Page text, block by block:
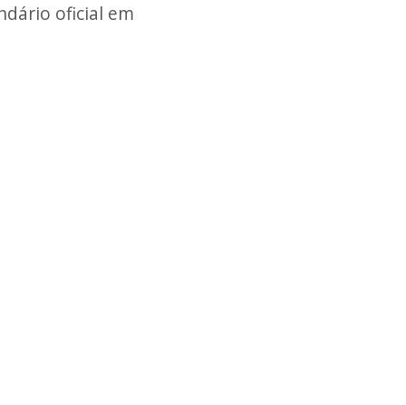
oficial em